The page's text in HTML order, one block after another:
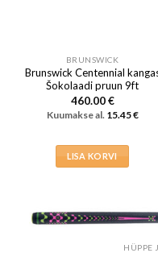
BRUNSWICK
Brunswick Centennial
Šokolaadi pruun 9ft
460.00€
Kuumakse al. 15.45€
LISA KORVI
HÜPPE